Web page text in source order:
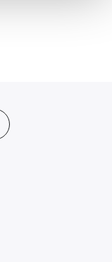
tycker om. Det
och göra